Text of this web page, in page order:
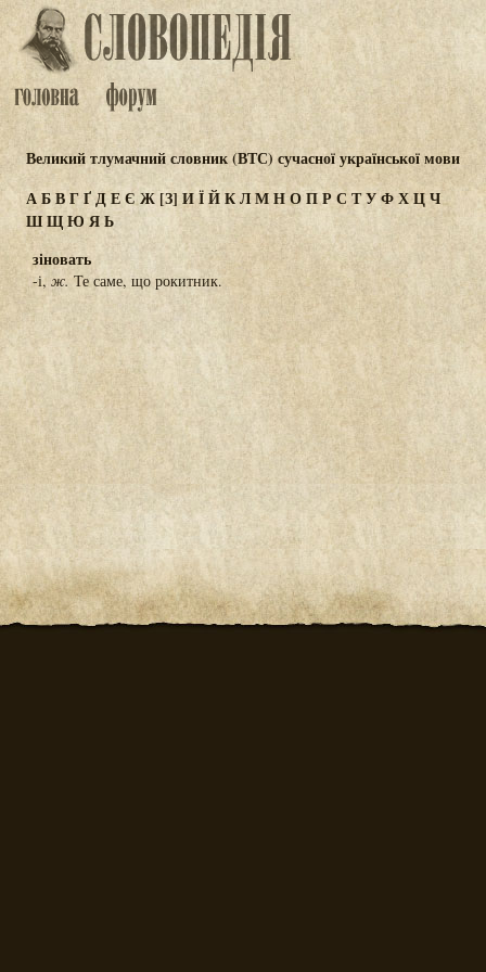
Великий тлумачний словник (ВТС) сучасної української мови
АБВГҐДЕЄ Ж[З] ИЇЙКЛМНОПР СТУФХЦЧ
ШЩЮЯЬ
зіновать
-і, ж. Те саме, що рокитник.